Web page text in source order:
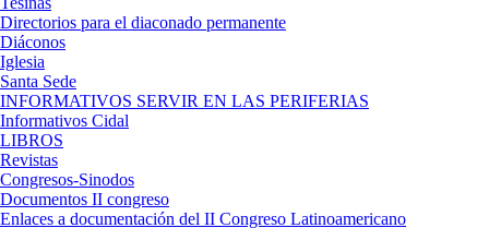
Directorios para el diaconado permanente
Diáconos
Iglesia
Santa Sede
INFORMATIVOS SERVIR EN LAS PERIFERIAS
Informativos Cidal
LIBROS
Revistas
Congresos-Sinodos
Documentos II congreso
Enlaces a documentación del II Congreso Latinoamericano